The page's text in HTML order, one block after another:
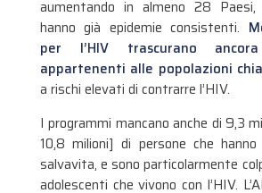
aumentando in almeno 28
hanno già epidemie consistenti.
per l’HIV trascurano
appartenenti alle popolazioni
a rischi elevati di contrarre l’HIV.
I programmi mancano anche di 9,3
10,8 milioni] di persone che
salvavita, e sono particolarmente
adolescenti che vivono con l’HIV.